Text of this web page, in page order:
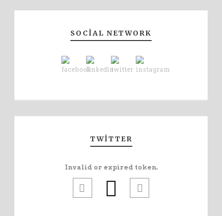
SOCIAL NETWORK
TWITTER
Invalid or expired token.